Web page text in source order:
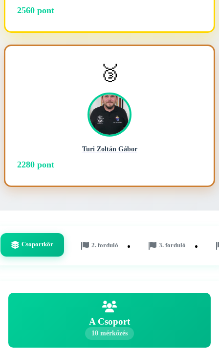
2560 pont
🥉
Turi Zoltán Gábor
2280 pont
Csoportkör 2. forduló 3. forduló
A Csoport
10 mérkőzés